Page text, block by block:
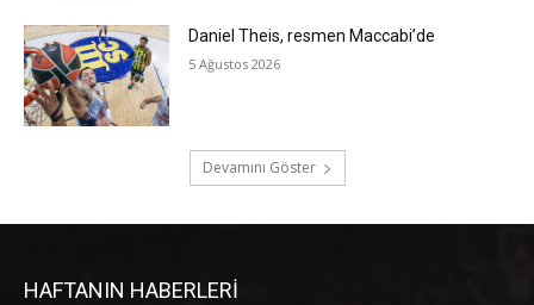
Daniel Theis, resmen Maccabi’de
5 Ağustos 2026
Devamını Göster
HAFTANIN HABERLERİ